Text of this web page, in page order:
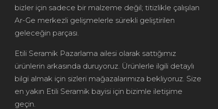
bizler için sadece bir malzeme değil; titizlikle çalışılan
Ar-Ge merkezli gelişmelerle sürekli geliştirilen
geleceğin parçası.
Etili Seramik Pazarlama ailesi olarak sattığımız
ürünlerin arkasında duruyoruz. Ürünlerle ilgili detaylı
bilgi almak için sizleri mağazalarımıza bekliyoruz. Size
en yakın Etili Seramik bayisi için bizimle iletişime
geçin.